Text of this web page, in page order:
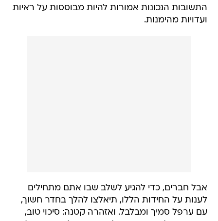
התשובות הנכונות אמורות להיות מבוססות על ראיות
ועדויות מהימנות.
אבל חברים, כדי להגיע לשלב שבו אתם מתחילים
לענות על החידות הללו, תיאלצו להלך בחדר חשוך,
עם ערפל סמיך ומבלבל. ואזהרה קטנה: סיכוי טוב,